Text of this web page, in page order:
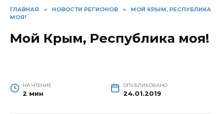
ГЛАВНАЯ » НОВОСТИ РЕГИОНОВ »
МОЙ КРЫМ, РЕСПУБЛИКА
МОЯ!
Мой Крым, Республика моя!
НА ЧТЕНИЕ
2 мин
ОПУБЛИКОВАНО
24.01.2019